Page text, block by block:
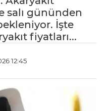
salı gününden
İşte
fiyatları...
12:45